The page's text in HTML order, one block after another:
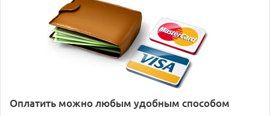
Оплатить можно любым удобным способом